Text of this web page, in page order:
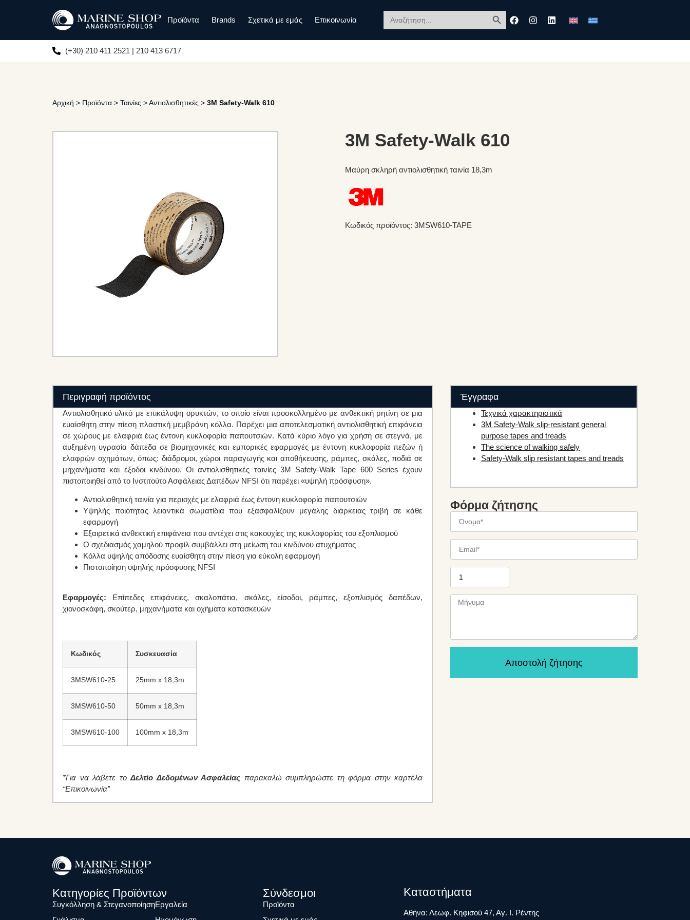
Προϊόντα Brands Σχετικά με εμάς Επικοινωνία
for:
Search Button
(+30) 210 411 2521 | 210 413 6717
Αρχική > Προϊόντα > Ταινίες >Αντιολισθητικές > 3M Safety-Walk 610
3M Safety-Walk 610
Μαύρη σκληρή αντιολισθητική ταινία 18,3m
Κωδικός προϊόντος: 3MSW610-TAPE
Περιγραφή προϊόντος
Αντιολισθητικό υλικό με επικάλυψη ορυκτών, το οποίο είναι προσκολλημένο με ανθεκτική ρητίνη σε μια
ευαίσθητη στην πίεση πλαστική μεμβράνη κόλλα. Παρέχει μια αποτελεσματική αντιολισθητική επιφάνεια
σε χώρους με ελαφριά έως έντονη κυκλοφορία παπουτσιών. Κατά κύριο λόγο για χρήση σε στεγνά, με
αυξημένη υγρασία δάπεδα σε βιομηχανικές και εμπορικές εφαρμογές με έντονη κυκλοφορία πεζών ή
ελαφρών οχημάτων, όπως: διάδρομοι, χώροι παραγωγής και αποθήκευσης, ράμπες, σκάλες, ποδιά σε
μηχανήματα και έξοδοι κινδύνου. Οι αντιολισθητικές ταινίες 3M Safety-Walk Tape 600 Series έχουν
πιστοποιηθεί από το Ινστιτούτο Ασφάλειας Δαπέδων NFSI ότι παρέχει «υψηλή πρόσφυση».
Αντιολισθητική ταινία για περιοχές με ελαφριά έως έντονη κυκλοφορία παπουτσιών
Υψηλής ποιότητας λειαντικά σωματίδια που εξασφαλίζουν μεγάλης διάρκειας τριβή σε κάθε
εφαρμογή
Εξαιρετικά ανθεκτική επιφάνεια που αντέχει στις κακουχίες της κυκλοφορίας του εξοπλισμού
Ο σχεδιασμός χαμηλού προφίλ συμβάλλει στη μείωση του κινδύνου ατυχήματος
Κόλλα υψηλής απόδοσης ευαίσθητη στην πίεση για εύκολη εφαρμογή
Πιστοποίηση υψηλής πρόσφυσης NFSI
Εφαρμογές: Επίπεδες επιφάνειες, σκαλοπάτια, σκάλες, είσοδοι, ράμπες, εξοπλισμός δαπέδων,
χιονοσκάφη, σκούτερ, μηχανήματα και οχήματα κατασκευών
Κωδικός Συσκευασία
3MSW610-25 25mm x 18,3m
3MSW610-50 50mm x 18,3m
3MSW610-100 100mm x 18,3m
*Για να λάβετε τοΔελτίο Δεδομένων Ασφαλείας παρακαλώ συμπληρώστε τη φόρμα στην καρτέλα
“Επικοινωνία”
Έγγραφα
Τεχνικά χαρακτηριστικά
3M Safety-Walk slip-resistant general
purpose tapes and treads
The science of walking safely
Safety-Walk slip resistant tapes and treads
Φόρμα ζήτησης
Αποστολή ζήτησης
Κατηγορίες Προϊόντων
Συγκόλληση & ΣτεγανοποίησηEργαλεία
Σύνδεσμοι
Προϊόντα
Καταστήματα
Αθήνα: Λεωφ. Κηφισού 47, Αγ. Ι. Ρέντης